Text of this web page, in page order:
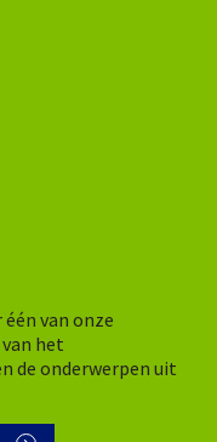
van onze
het
de onderwerpen uit